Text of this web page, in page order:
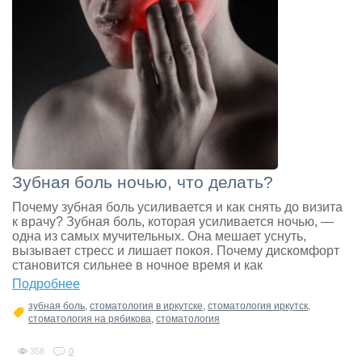
Зубная боль ночью, что делать?
Почему зубная боль усиливается и как снять до визита
к врачу? Зубная боль, которая усиливается ночью, —
одна из самых мучительных. Она мешает уснуть,
вызывает стресс и лишает покоя. Почему дискомфорт
становится сильнее в ночное время и как
Подробнее
зубная боль, стоматология в иркутске, стоматология иркутск,
стоматология на рябикова, стоматология
358 0